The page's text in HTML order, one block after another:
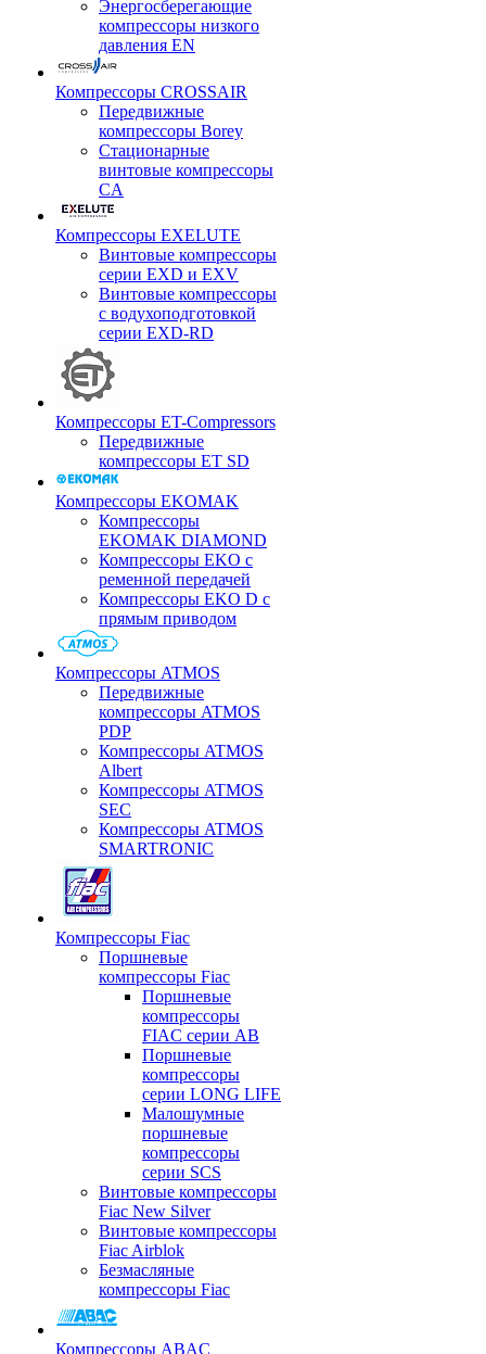
Энергосберегающие
компрессоры низкого
давления EN
Компрессоры CROSSAIR
Передвижные
компрессоры Borey
Стационарные
винтовые компрессоры
CA
Компрессоры EXELUTE
Винтовые компрессоры
серии EXD и EXV
Винтовые компрессоры
с водухоподготовкой
серии EXD-RD
Компрессоры ET-Compressors
Передвижные
компрессоры ET SD
Компрессоры EKOMAK
Компрессоры
EKOMAK DIAMOND
Компрессоры EKO c
ременной передачей
Компрессоры EKO D с
прямым приводом
Компрессоры ATMOS
Передвижные
компрессоры ATMOS
PDP
Компрессоры ATMOS
Albert
Компрессоры ATMOS
SEC
Компрессоры ATMOS
SMARTRONIC
Компрессоры Fiac
Поршневые
компрессоры Fiac
Поршневые
компрессоры
FIAC серии AB
Поршневые
компрессоры
серии LONG LIFE
Малошумные
поршневые
компрессоры
серии SCS
Винтовые компрессоры
Fiac New Silver
Винтовые компрессоры
Fiac Airblok
Безмасляные
компрессоры Fiac
Компрессоры ABAC